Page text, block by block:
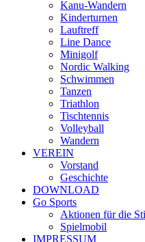
Kanu-Wandern
Kinderturnen
Lauftreff
Line Dance
Minigolf
Nordic Walking
Schwimmen
Tanzen
Triathlon
Tischtennis
Volleyball
Wandern
VEREIN
Vorstand
Geschichte
DOWNLOAD
Go Sports
Aktionen für die
Spielmobil
IMPRESSUM